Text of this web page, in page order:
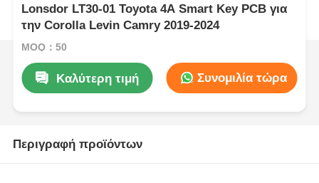
Lonsdor LT30-01 Toyota 4A Smart Key PCB για
την Corolla Levin Camry 2019-2024
MOQ：50
Καλύτερη τιμή Συνομιλία τώρα
Περιγραφή προϊόντων